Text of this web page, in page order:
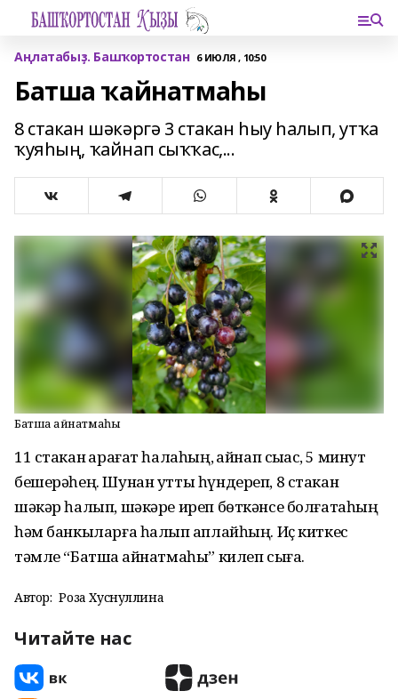
Аңлатабыҙ. Башҡортостан 6 ИЮЛЯ , 10:50
Батша ҡайнатмаһы
8 стакан шәкәргә 3 стакан һыу һалып, утҡа
ҡуяһың, ҡайнап сыҡҡас,...
Батша ҡайнатмаһы
11 стакан ҡарағат һалаһың, ҡайнап сыҡҡас, 5 минут
бешерәһең. Шунан утты һүндереп, 8 стакан
шәкәр һалып, шәкәре иреп бөткәнсе болғатаһың
һәм банкыларға һалып ҡаплайһың. Иҫ киткес
тәмле “Батша ҡайнатмаһы” килеп сыға.
Автор: Роза Хуснуллина
Читайте нас